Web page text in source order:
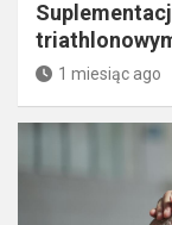
1 miesiąc ago